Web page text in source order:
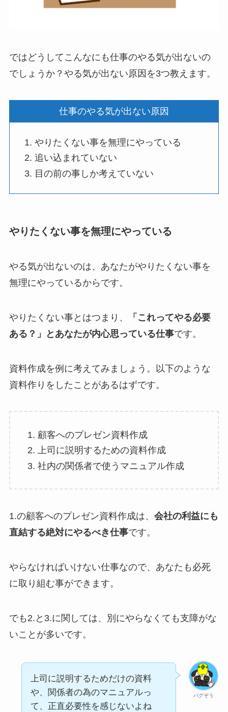
ではどうしてこんなにも仕事のやる気が出ないの
でしょうか？やる気が出ない原因を3つ教えます。
仕事のやる気が出ない原因
やりたくない事を無理にやっている
追い込まれていない
目の前の事しか考えていない
やりたくない事を無理にやっている
やる気が出ないのは、あなたがやりたくない事を
無理にやっているからです。
やりたくない事とはつまり、
「これってやる必要
ある？」とあなたが内心思っている仕事です。
資料作成を例に考えてみましょう。以下のような
資料作りをしたことがあるはずです。
顧客へのプレゼン資料作成
上司に説明するための資料作成
社内の関係者で使うマニュアル作成
1.の顧客へのプレゼン資料作成は、 会社の利益にも
直結する絶対にやるべき仕事です。
やらなければいけない仕事なので、あなたも必死
に取り組む事ができます。
でも2.と3.に関しては、別にやらなくても支障がな
いことが多いです。
パグぞう
上司に説明するためだけの資料
や、関係者の為のマニュアルっ
て、正直必要性を感じないよね